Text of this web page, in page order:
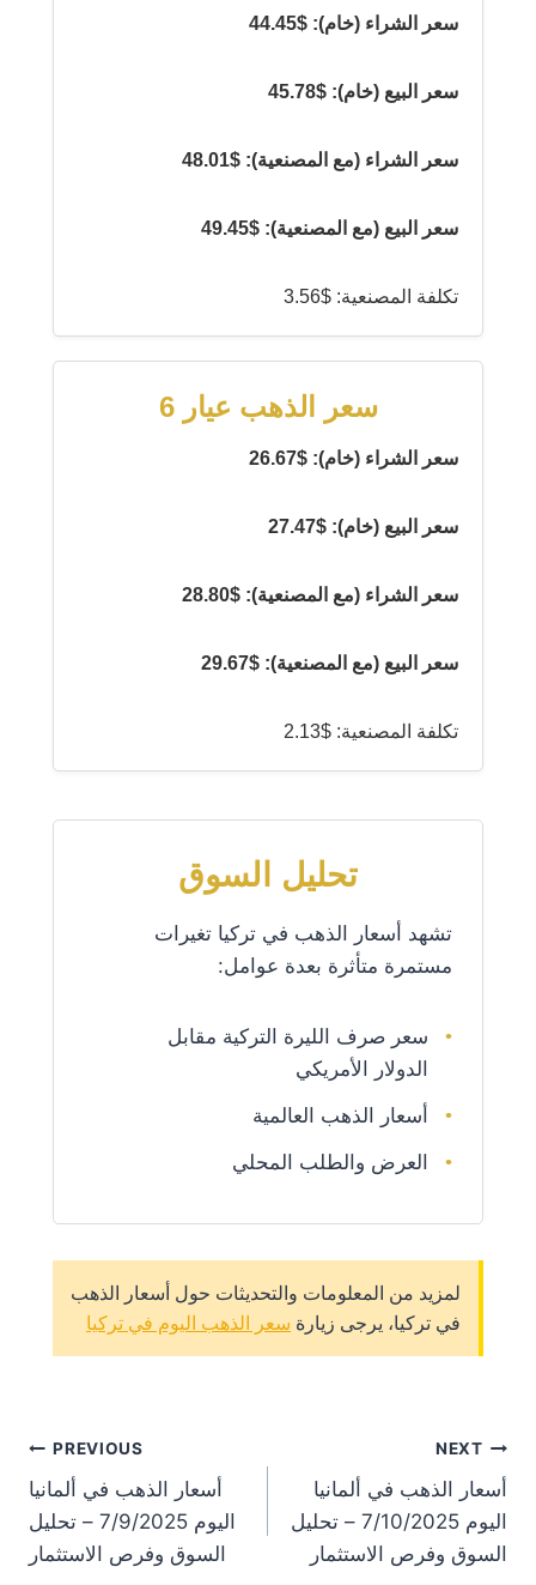
سعر الشراء (خام): $44.45
سعر البيع (خام): $45.78
سعر الشراء (مع المصنعية): $48.01
سعر البيع (مع المصنعية): $49.45
تكلفة المصنعية: $3.56
سعر الذهب عيار 6
سعر الشراء (خام): $26.67
سعر البيع (خام): $27.47
سعر الشراء (مع المصنعية): $28.80
سعر البيع (مع المصنعية): $29.67
تكلفة المصنعية: $2.13
تحليل السوق
تشهد أسعار الذهب في تركيا تغيرات
مستمرة متأثرة بعدة عوامل:
سعر صرف الليرة التركية مقابل
الدولار الأمريكي
أسعار الذهب العالمية
العرض والطلب المحلي
لمزيد من المعلومات والتحديثات حول أسعار الذهب
في تركيا، يرجى زيارة سعر الذهب اليوم في تركيا
PREVIOUS
أسعار الذهب في ألمانيا
اليوم 7/9/2025 – تحليل
السوق وفرص الاستثمار
NEXT
أسعار الذهب في ألمانيا
اليوم 7/10/2025 – تحليل
السوق وفرص الاستثمار